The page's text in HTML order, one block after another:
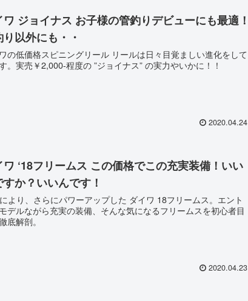
ワ ジョイナス お子様の管釣りデビューにも最適！
以外にも・・
の低価格スピニングリール リールは日々目覚ましい進化をして
。実売￥2,000-程度の ”ジョイナス” の実力やいかに！！
2020.04.24
ワ ‘18フリームス この価格でこの充実装備！いい
か？いいんです！
より、さらにパワーアップした ダイワ 18フリームス。エント
デルながら充実の装備、そんな気になるフリームスを初心者目
底解剖。
2020.04.23